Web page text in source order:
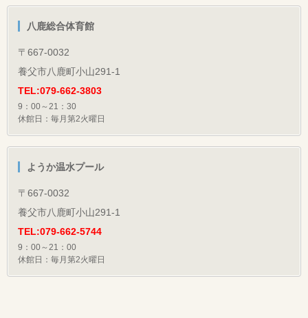
八鹿総合体育館
〒667-0032
養父市八鹿町小山291-1
TEL:079-662-3803
9：00～21：30
休館日：毎月第2火曜日
ようか温水プール
〒667-0032
養父市八鹿町小山291-1
TEL:079-662-5744
9：00～21：00
休館日：毎月第2火曜日